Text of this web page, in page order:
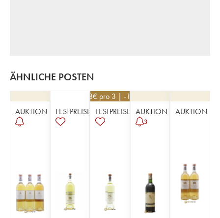
ÄHNLICHE POSTEN
AUKTION FESTPREISE
108€ pro 3 | -10%
FESTPREISE AUKTION
3
AUKTION